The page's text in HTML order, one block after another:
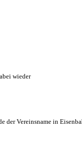
wieder
der Vereinsname in